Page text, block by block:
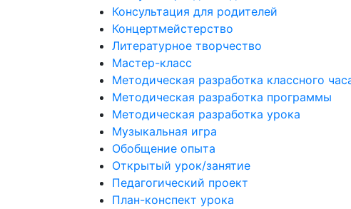
Консультация для родителей
Концертмейстерство
Литературное творчество
Мастер-класс
Методическая разработка классного
Методическая разработка программы
Методическая разработка урока
Музыкальная игра
Обобщение опыта
Открытый урок/занятие
Педагогический проект
План-конспект урока